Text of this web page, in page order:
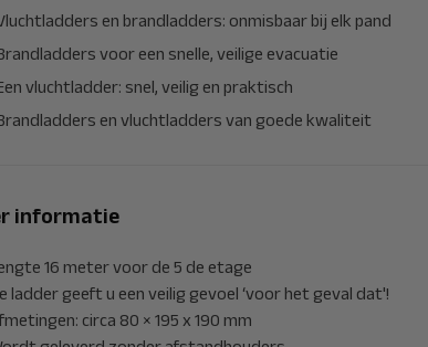
en brandladders: onmisbaar bij elk pand
voor een snelle, veilige evacuatie
vluchtladder: snel, veilig en praktisch
en vluchtladders van goede kwaliteit
informatie
16 meter voor de 5 de etage
ladder geeft u een veilig gevoel ‘voor het geval dat'!
circa 80 × 195 x 190 mm